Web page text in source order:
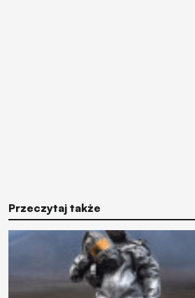
Przeczytaj także